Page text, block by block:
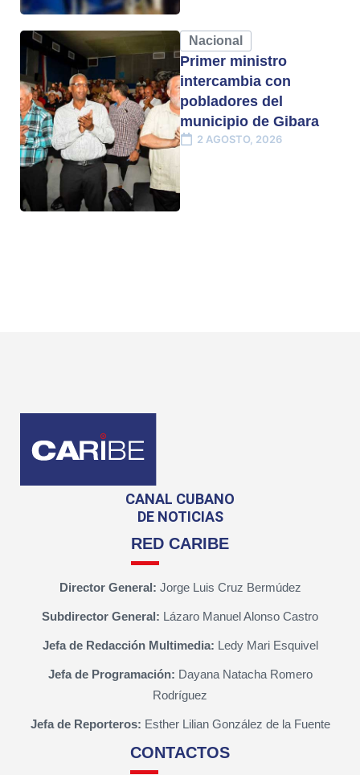
Nacional
Primer ministro
intercambia con
pobladores del
municipio de Gibara
2 AGOSTO, 2026
CANAL CUBANO
DE NOTICIAS
RED CARIBE
Director General: Jorge Luis Cruz Bermúdez
Subdirector General: Lázaro Manuel Alonso Castro
Jefa de Redacción Multimedia: Ledy Mari Esquivel
Jefa de Programación: Dayana Natacha Romero
Rodríguez
Jefa de Reporteros: Esther Lilian González de la Fuente
CONTACTOS